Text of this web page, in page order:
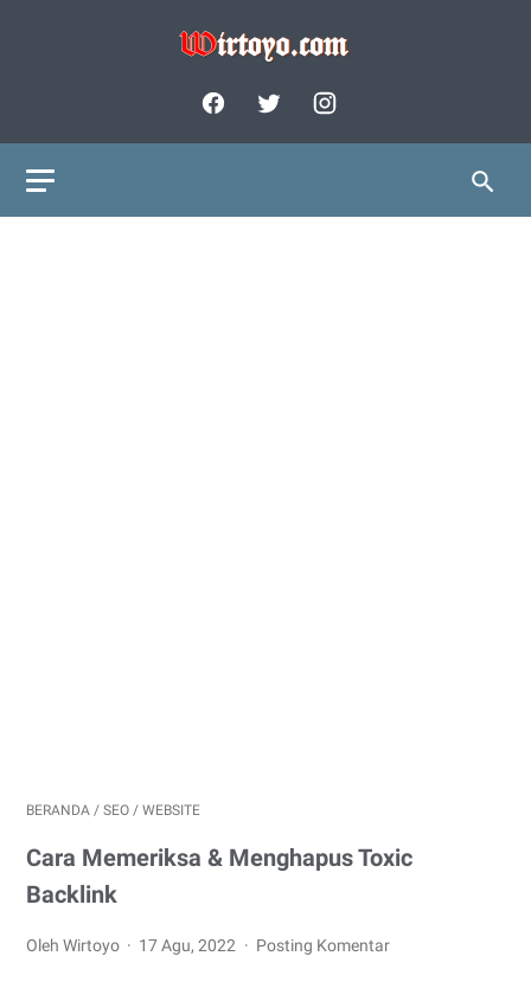
BERANDA / SEO / WEBSITE
Cara Memeriksa & Menghapus Toxic
Backlink
Oleh Wirtoyo 17 Agu, 2022 Posting Komentar